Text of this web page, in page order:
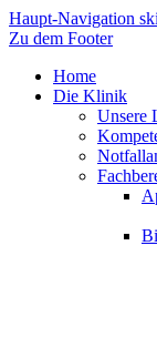
Haupt-Navigation
Zu dem Footer
Home
Die Klinik
Unsere